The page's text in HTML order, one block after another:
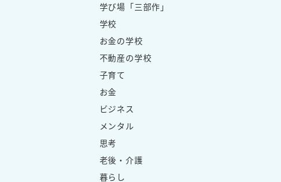
学び場「三部作」
学校
お金の学校
不動産の学校
子育て
お金
ビジネス
メンタル
思考
老後・介護
暮らし